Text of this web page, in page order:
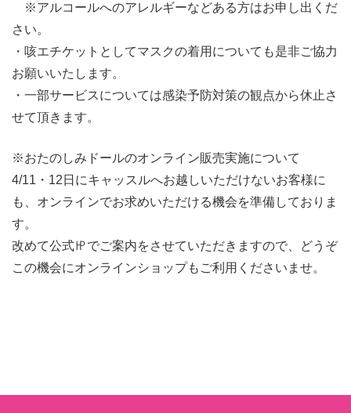
※アルコールへのアレルギーなどある方はお申し出くだ
さい。
・咳エチケットとしてマスクの着用についても是非ご協力
お願いいたします。
・一部サービスについては感染予防対策の観点から休止さ
せて頂きます。
※おたのしみドールのオンライン販売実施について
4/11・12日にキャッスルへお越しいただけないお客様に
も、オンラインでお求めいただける機会を準備しておりま
す。
改めて公式㏋でご案内をさせていただきますので、どうぞ
この機会にオンラインショップもご利用くださいませ。